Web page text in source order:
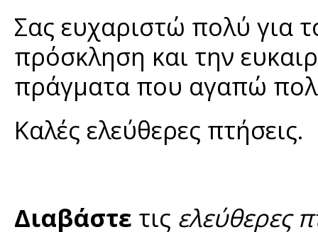
Σας ευχαριστώ πολύ για
πρόσκληση και την
πράγματα που αγαπώ
Καλές ελεύθερες πτήσεις.
Διαβάστε τις ελεύθερες